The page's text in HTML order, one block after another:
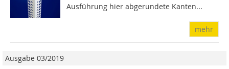
Ausführung hier abgerundete Kanten...
mehr
Ausgabe 03/2019